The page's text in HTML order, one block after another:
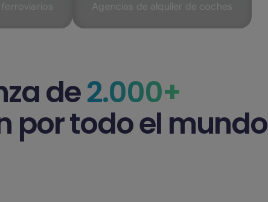
Agencias de alquiler de coches
de2.000+
por todo el mundo